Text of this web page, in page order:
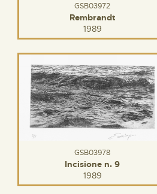
GSB03972
Rembrandt
1989
GSB03978
Incisione n. 9
1989